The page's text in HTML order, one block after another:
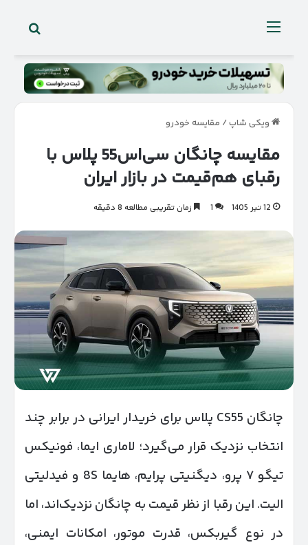
منو
ویکی شاپ/ مقایسه خودرو
مقایسه چانگان سی‌اس55 پلاس با
رقبای هم‌قیمت در بازار ایران
12 تیر 1405 1 زمان تقریبی مطالعه 8 دقیقه
چانگان CS55 پلاس برای خریدار ایرانی در برابر چند
انتخاب نزدیک قرار می‌گیرد؛ لاماری ایما، فونیکس
تیگو ۷ پرو، دیگنیتی پرایم، هایما 8S و فیدلیتی
الیت. این رقبا از نظر قیمت به چانگان نزدیک‌اند، اما
در نوع گیربکس، قدرت موتور، امکانات ایمنی،